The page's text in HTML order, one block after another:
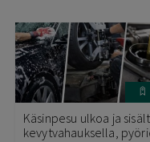
Käsinpesu ulkoa ja
kevytvahauksella,